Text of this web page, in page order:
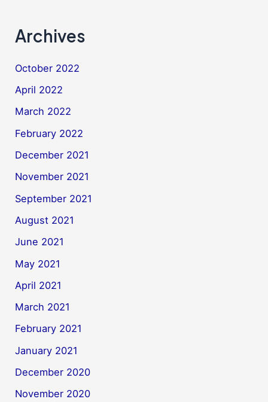
Archives
October 2022
April 2022
March 2022
February 2022
December 2021
November 2021
September 2021
August 2021
June 2021
May 2021
April 2021
March 2021
February 2021
January 2021
December 2020
November 2020